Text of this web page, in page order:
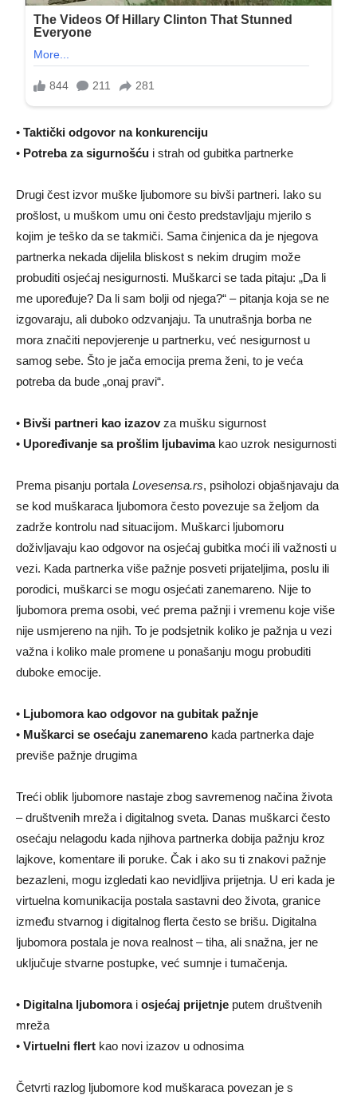
• Taktički odgovor na konkurenciju
• Potreba za sigurnošću i strah od gubitka partnerke
Drugi čest izvor muške ljubomore su bivši partneri. Iako su
prošlost, u muškom umu oni često predstavljaju mjerilo s
kojim je teško da se takmiči. Sama činjenica da je njegova
partnerka nekada dijelila bliskost s nekim drugim može
probuditi osjećaj nesigurnosti. Muškarci se tada pitaju: „Da li
me upoređuje? Da li sam bolji od njega?“ – pitanja koja se ne
izgovaraju, ali duboko odzvanjaju. Ta unutrašnja borba ne
mora značiti nepovjerenje u partnerku, već nesigurnost u
samog sebe. Što je jača emocija prema ženi, to je veća
potreba da bude „onaj pravi“.
• Bivši partneri kao izazovza mušku sigurnost
• Upoređivanje sa prošlim ljubavimakao uzrok nesigurnosti
Prema pisanju portala Lovesensa.rs, psiholozi objašnjavaju da
se kod muškaraca ljubomora često povezuje sa željom da
zadrže kontrolu nad situacijom. Muškarci ljubomoru
doživljavaju kao odgovor na osjećaj gubitka moći ili važnosti u
vezi. Kada partnerka više pažnje posveti prijateljima, poslu ili
porodici, muškarci se mogu osjećati zanemareno. Nije to
ljubomora prema osobi, već prema pažnji i vremenu koje više
nije usmjereno na njih. To je podsjetnik koliko je pažnja u vezi
važna i koliko male promene u ponašanju mogu probuditi
duboke emocije.
• Ljubomora kao odgovor na gubitak pažnje
• Muškarci se osećaju zanemareno kada partnerka daje
previše pažnje drugima
Treći oblik ljubomore nastaje zbog savremenog načina života
– društvenih mreža i digitalnog sveta. Danas muškarci često
osećaju nelagodu kada njihova partnerka dobija pažnju kroz
lajkove, komentare ili poruke. Čak i ako su ti znakovi pažnje
bezazleni, mogu izgledati kao nevidljiva prijetnja. U eri kada je
virtuelna komunikacija postala sastavni deo života, granice
između stvarnog i digitalnog flerta često se brišu. Digitalna
ljubomora postala je nova realnost – tiha, ali snažna, jer ne
uključuje stvarne postupke, već sumnje i tumačenja.
• Digitalna ljubomorai osjećaj prijetnje putem društvenih
mreža
• Virtuelni flert kao novi izazov u odnosima
Četvrti razlog ljubomore kod muškaraca povezan je s